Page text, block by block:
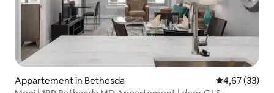
Appartement in Bethesda Gemiddelde
4,67 (33)